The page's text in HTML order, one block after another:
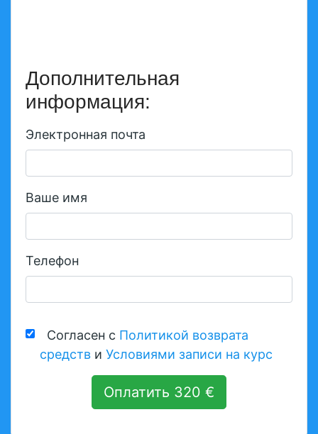
Дополнительная
информация:
Электронная почта
Ваше имя
Телефон
Согласен с Политикой возврата
средств и Условиями записи на курс
Оплатить 320 €